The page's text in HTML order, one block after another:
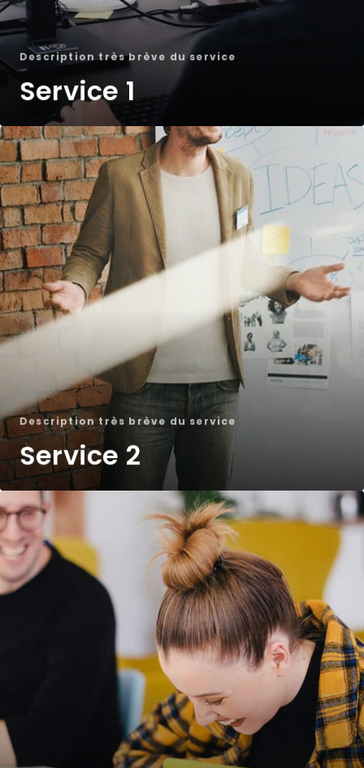
Description très brève du service
Service 1
Description très brève du service
Service 2